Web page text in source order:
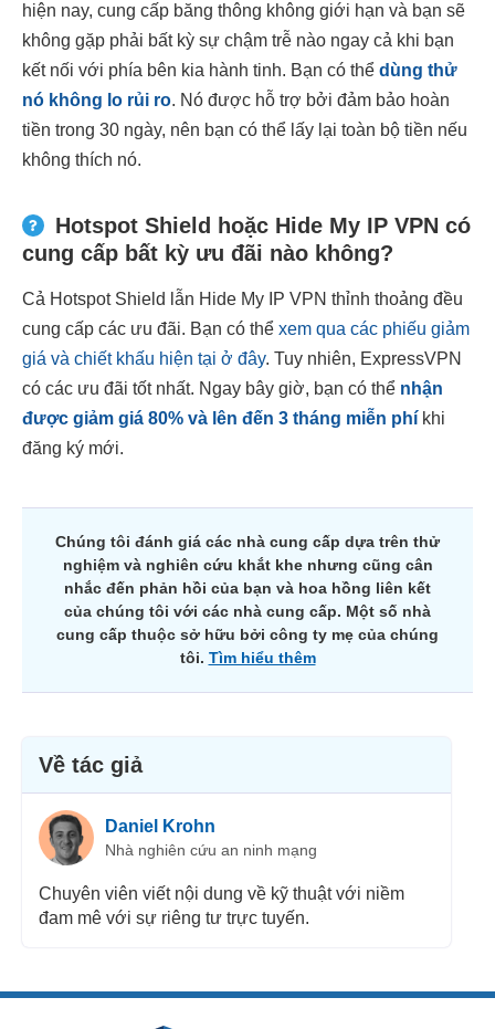
hiện nay, cung cấp băng thông không giới hạn và bạn sẽ
không gặp phải bất kỳ sự chậm trễ nào ngay cả khi bạn
kết nối với phía bên kia hành tinh. Bạn có thể dùng thử
nó không lo rủi ro. Nó được hỗ trợ bởi đảm bảo hoàn
tiền trong 30 ngày, nên bạn có thể lấy lại toàn bộ tiền nếu
không thích nó.
Hotspot Shield hoặc Hide My IP VPN có
cung cấp bất kỳ ưu đãi nào không?
Cả Hotspot Shield lẫn Hide My IP VPN thỉnh thoảng đều
cung cấp các ưu đãi. Bạn có thể xem qua các phiếu giảm
giá và chiết khấu hiện tại ở đây. Tuy nhiên, ExpressVPN
có các ưu đãi tốt nhất. Ngay bây giờ, bạn có thể nhận
được giảm giá 80% và lên đến 3 tháng miễn phí khi
đăng ký mới.
Chúng tôi đánh giá các nhà cung cấp dựa trên thử
nghiệm và nghiên cứu khắt khe nhưng cũng cân
nhắc đến phản hồi của bạn và hoa hồng liên kết
của chúng tôi với các nhà cung cấp. Một số nhà
cung cấp thuộc sở hữu bởi công ty mẹ của chúng
tôi. Tìm hiểu thêm
Về tác giả
Daniel Krohn
Nhà nghiên cứu an ninh mạng
Chuyên viên viết nội dung về kỹ thuật với niềm
đam mê với sự riêng tư trực tuyến.